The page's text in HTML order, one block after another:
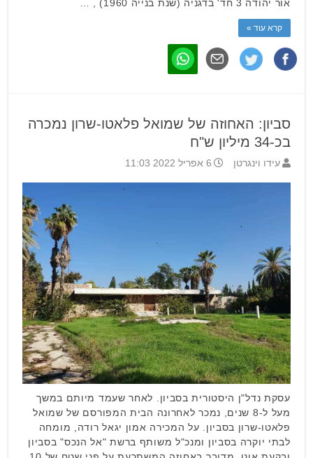
אור יהודה 3 חד' בדגניה (שנת בנייה 1960) , …
קרא עוד »
סביון: האחוזה של שמואל פלאטו-שרון נמכרה
בכ-34 מיליון ש"ח
עידו וינגרטן 6 אפריל 2022 11:03
עסקת נדל"ן היסטורית בסביון. לאחר שעמד מיותם במשך
מעל ל-8 שנים, נמכר לאחרונה הבית המפורסם של שמואל
פלאטו-שרון בסביון. על המכירה אמון יגאל רודה, מומחה
לבתי יוקרה בסביון ומנכ"ל משותף ברשת "אל הנכס" בסביון